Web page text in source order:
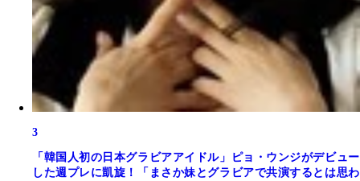
3
「韓国人初の日本グラビアアイドル」ピョ・ウンジがデビュー
した週プレに凱旋！「まさか妹とグラビアで共演するとは思わ